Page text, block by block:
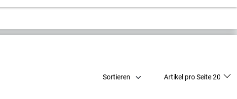
Sortieren Artikel pro Seite 20